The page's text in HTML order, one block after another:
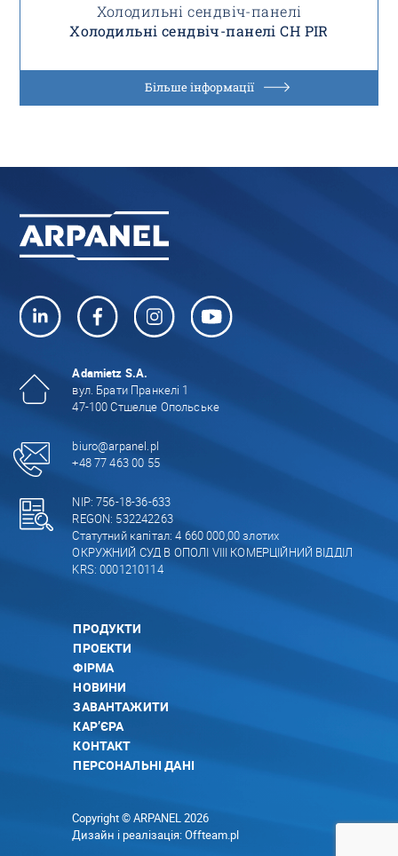
Холодильні сендвіч-панелі
Холодильні сендвіч-панелі CH PIR
Більше інформації
Adamietz S.A.
вул. Брати Пранкелі 1
47-100 Стшелце Опольське
biuro@arpanel.pl
+48 77 463 00 55
NIP: 756-18-36-633
REGON: 532242263
Статутний капітал: 4 660 000,00 злотих
ОКРУЖНИЙ СУД В ОПОЛІ VIII КОМЕРЦІЙНИЙ ВІДДІЛ
KRS: 0001210114
ПРОДУКТИ
ПРОЕКТИ
ФІРМА
НОВИНИ
ЗАВАНТАЖИТИ
КАР’ЄРА
КОНТАКТ
ПЕРСОНАЛЬНІ ДАНІ
Copyright © ARPANEL 2026
Дизайн і реалізація:Offteam.pl